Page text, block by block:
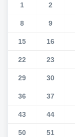
1 2
8 9
15 16
22 23
29 30
36 37
43 44
50 51